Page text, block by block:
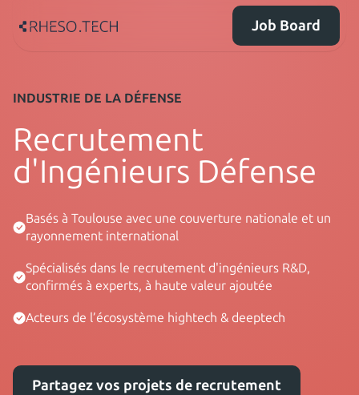
Job Board
INDUSTRIE DE LA DÉFENSE
Recrutement
d'Ingénieurs Défense
Basés à Toulouse avec une couverture nationale et un
rayonnement international
Spécialisés dans le recrutement d'ingénieurs R&D,
confirmés à experts, à haute valeur ajoutée
Acteurs de l’écosystème hightech & deeptech
Partagez vos projets de recrutement